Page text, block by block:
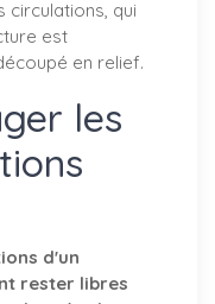
circulations, qui
est
en relief.
les
d'un
rester libres